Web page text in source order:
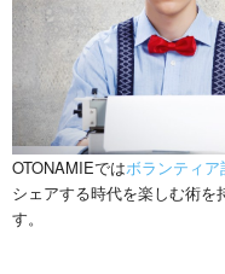
OTONAMIEではボランティ
シェアする時代を楽しむ術を
す。